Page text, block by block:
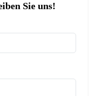
Sie uns!